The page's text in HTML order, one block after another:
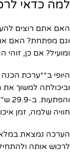
למה כדאי
האם אתם רוצים
וגם מפתחת? האם
ומועיל? אם כן,
היופי ב**ערכת הכנה
וביכולתה למשוך את
חוויה שלמה, זמן
לרכוש אותה